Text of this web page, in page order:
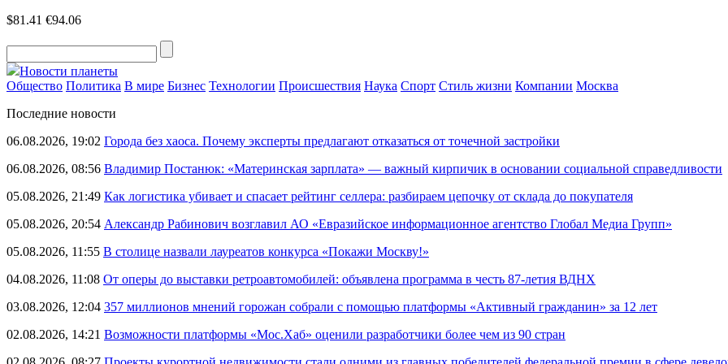
$81.41 €94.06
Новости планеты
Общество Политика В мире Бизнес Технологии Происшествия Наука Спорт Стиль жизни Компании Москва
Последние новости
06.08.2026, 19:02 Города без хаоса. Почему эксперты предлагают отказаться от точечной застройки
06.08.2026, 08:56 Владимир Постанюк: «Материнская зарплата» — важный кирпичик в основании социальной справедливости
05.08.2026, 21:49 Как логистика убивает и спасает рейтинг селлера: разбираем цепочку от склада до покупателя
05.08.2026, 20:54 Александр Рабинович возглавил АО «Евразийское информационное агентство Глобал Медиа Групп»
05.08.2026, 11:55 В столице назвали лауреатов конкурса «Покажи Москву!»
04.08.2026, 11:08 От оперы до выставки ретроавтомобилей: объявлена программа в честь 87-летия ВДНХ
03.08.2026, 12:04 357 миллионов мнений горожан собрали с помощью платформы «Активный гражданин» за 12 лет
02.08.2026, 14:21 Возможности платформы «Мос.Хаб» оценили разработчики более чем из 90 стран